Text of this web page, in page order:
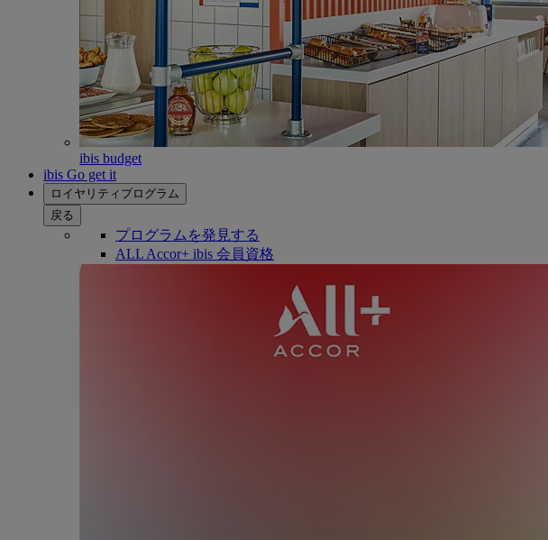
ibis budget
ibis Go get it
ロイヤリティプログラム
戻る
プログラムを発見する
ALL Accor+ ibis 会員資格